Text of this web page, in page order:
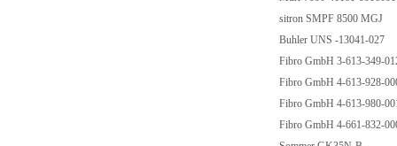
sitron SMPF 8500 MGJ
Buhler UNS -13041-027
Fibro GmbH 3-613-349-
Fibro GmbH 4-613-928-
Fibro GmbH 4-613-980-
Fibro GmbH 4-661-832-